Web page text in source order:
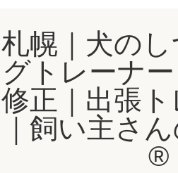
札幌｜犬の
グトレーナ
修正｜出張
｜飼い主さ
®️